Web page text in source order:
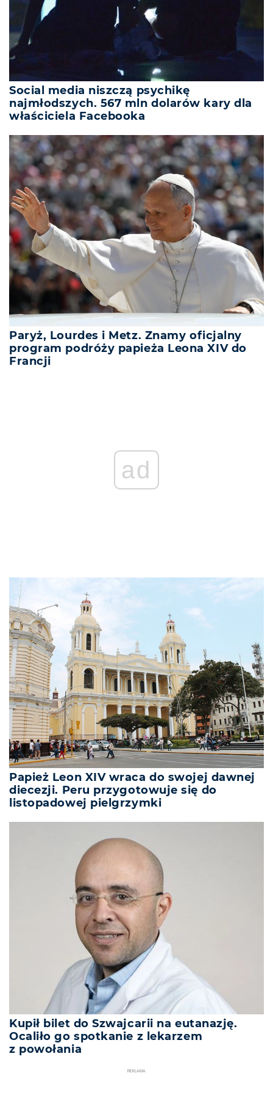
Social media niszczą psychikę
najmłodszych. 567 mln dolarów kary dla
właściciela Facebooka
Paryż, Lourdes i Metz. Znamy oficjalny
program podróży papieża Leona XIV do
Francji
ad
Papież Leon XIV wraca do swojej dawnej
diecezji. Peru przygotowuje się do
listopadowej pielgrzymki
Kupił bilet do Szwajcarii na eutanazję.
Ocaliło go spotkanie z lekarzem
z powołania
REKLAMA